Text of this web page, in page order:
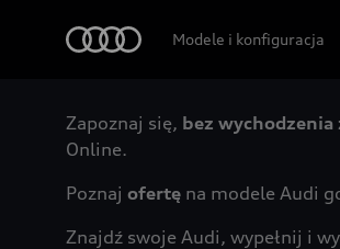
Modele i konfiguracja
Zapoznaj się, bez wychodzenia
Online.
Poznaj ofertę na modele Audi
Znajdź swoje Audi, wypełnij i